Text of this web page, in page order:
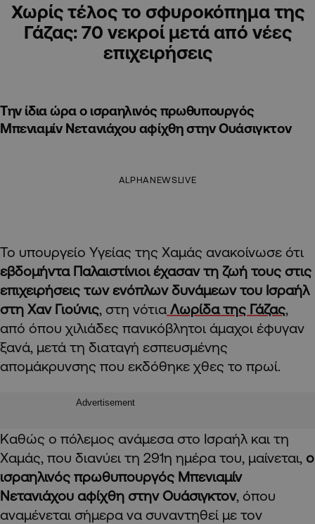
Χωρίς τέλος το σφυροκόπημα της
Γάζας: 70 νεκροί μετά από νέες
επιχειρήσεις
Την ίδια ώρα ο ισραηλινός πρωθυπουργός
Μπενιαμίν Νετανιάχου αφίχθη στην Ουάσιγκτον
ALPHANEWSLIVE
Το υπουργείο Υγείας της Χαμάς ανακοίνωσε ότι
εβδομήντα Παλαιστίνιοι έχασαν τη ζωή τους στις
επιχειρήσεις των ενόπλων δυνάμεων του Ισραήλ
στη Χαν Γιούνις, στη νότια Λωρίδα της Γάζας,
από όπου χιλιάδες πανικόβλητοι άμαχοι έφυγαν
ξανά, μετά τη διαταγή εσπευσμένης
απομάκρυνσης που εκδόθηκε χθες το πρωί.
Advertisement
Καθώς ο πόλεμος ανάμεσα στο Ισραήλ και τη
Χαμάς, που διανύει τη 291η ημέρα του, μαίνεται, ο
ισραηλινός πρωθυπουργός Μπενιαμίν
Νετανιάχου αφίχθη στην Ουάσιγκτον, όπου
αναμένεται σήμερα να συναντηθεί με τον